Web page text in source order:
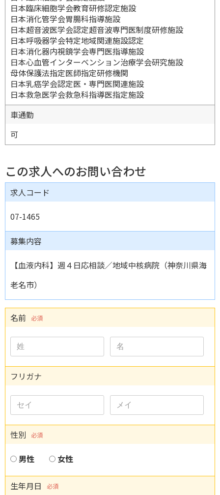
日本臨床細胞学会教育研修認定施設
日本消化管学会胃腸科指導施設
日本超音波医学会認定超音波専門医制度研修施設
日本呼吸器学会特定地域関連施設認定
日本消化器内視鏡学会専門医指導施設
日本心血管インターベンション治療学会研究施設
母体保護法指定医師指定研修機関
日本乳癌学会認定医・専門医関連施設
日本救急医学会救急科指導医指定施設
車通勤
可
この求人へのお問い合わせ
求人コード
07-1465
募集内容
【血液内科】週４日応相談／地域中核病院（神奈川県海
老名市）
名前 必須
フリガナ
性別 必須
男性 女性
生年月日 必須